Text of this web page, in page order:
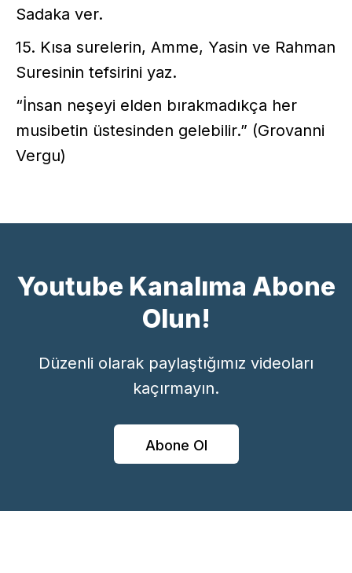
Sadaka ver.
15. Kısa surelerin, Amme, Yasin ve Rahman
Suresinin tefsirini yaz.
“İnsan neşeyi elden bırakmadıkça her
musibetin üstesinden gelebilir.” (Grovanni
Vergu)
Youtube Kanalıma Abone
Olun!
Düzenli olarak paylaştığımız videoları
kaçırmayın.
Abone Ol